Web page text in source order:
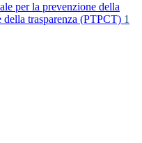
per la prevenzione della
della trasparenza (PTPCT) 1